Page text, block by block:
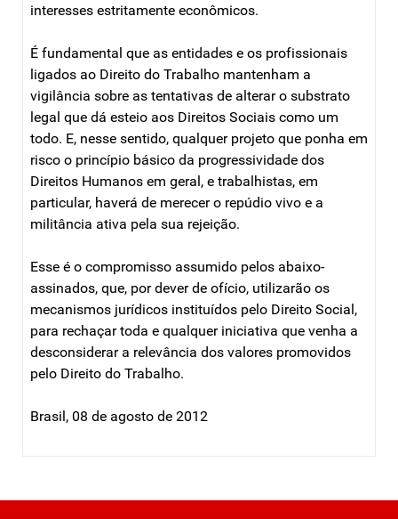
interesses estritamente econômicos.
É fundamental que as entidades e os profissionais
ligados ao Direito do Trabalho mantenham a
vigilância sobre as tentativas de alterar o substrato
legal que dá esteio aos Direitos Sociais como um
todo. E, nesse sentido, qualquer projeto que ponha em
risco o princípio básico da progressividade dos
Direitos Humanos em geral, e trabalhistas, em
particular, haverá de merecer o repúdio vivo e a
militância ativa pela sua rejeição.
Esse é o compromisso assumido pelos abaixo-
assinados, que, por dever de ofício, utilizarão os
mecanismos jurídicos instituídos pelo Direito Social,
para rechaçar toda e qualquer iniciativa que venha a
desconsiderar a relevância dos valores promovidos
pelo Direito do Trabalho.
Brasil, 08 de agosto de 2012